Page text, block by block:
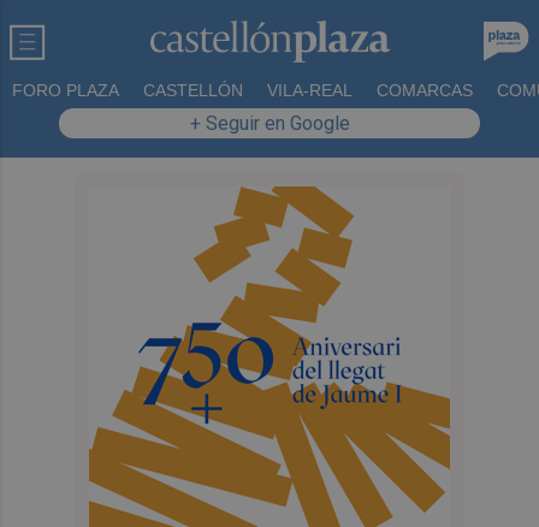
FORO PLAZA CASTELLÓN VILA-REAL COMARCAS
+ Seguir en Google